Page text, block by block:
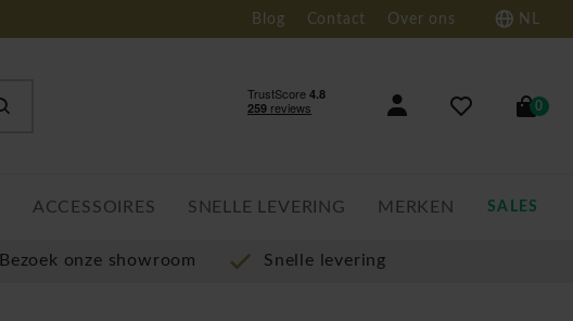
Blog Contact Over ons NL
0
ACCESSOIRES SNELLE LEVERING MERKEN SALES
Bezoek onze showroom Snelle levering